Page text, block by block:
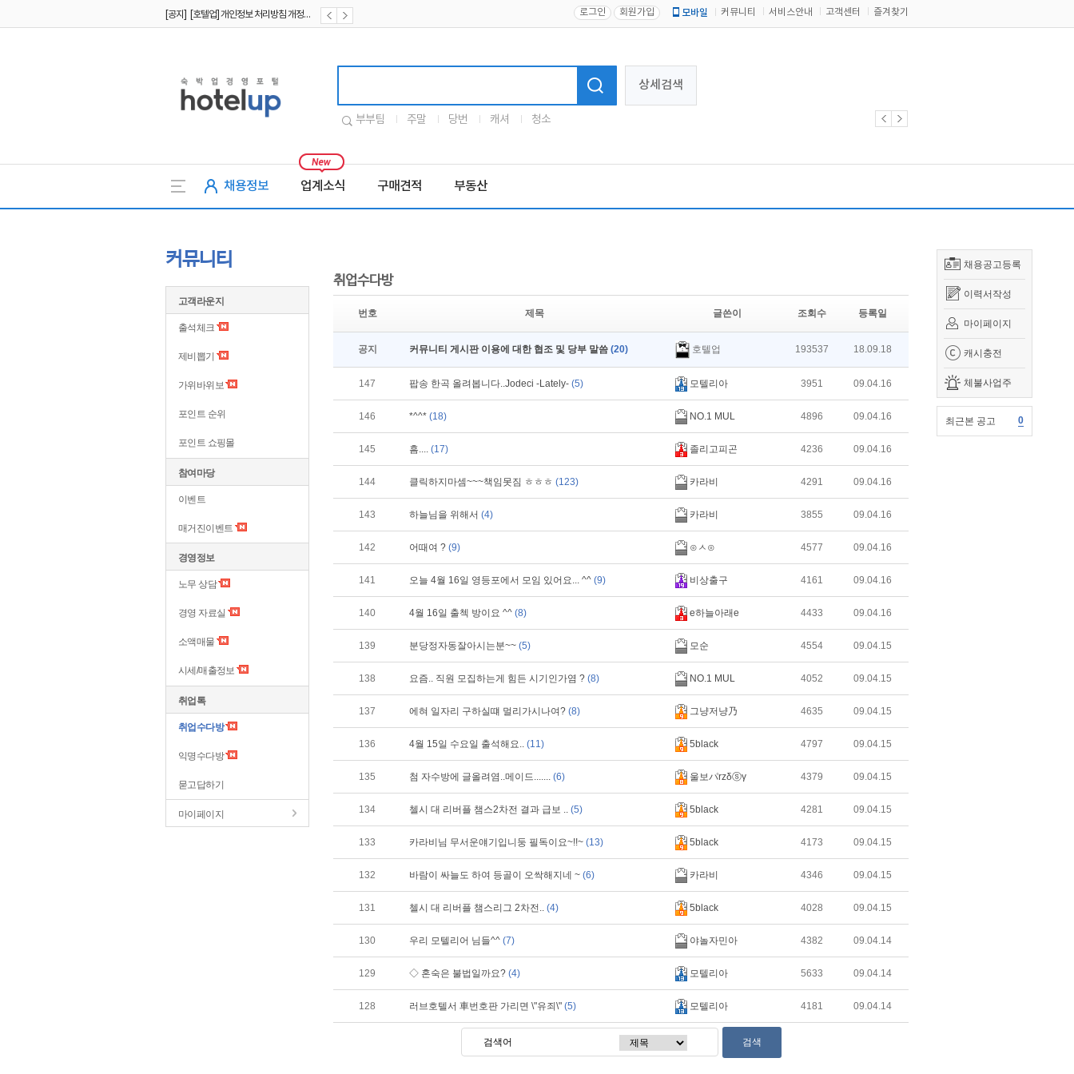
[공지] [호텔업] 개인정보 처리방침 개정본2 (19.09.02) 로그인 회원가입 모바일 커뮤니티 서비스안내 고객센터 즐겨찾기
상세검색
부부팀 주말 당번 캐셔 청소
채용정보 업계소식 구매견적 부동산
채용공고등록
이력서작성
마이페이지
캐시충전
체불사업주
최근본 공고 0
커뮤니티
고객라운지
출석체크
제비뽑기
가위바위보
포인트 순위
포인트 쇼핑몰
참여마당
이벤트
매거진이벤트
경영정보
노무 상담
경영 자료실
소액매물
시세/매출정보
취업톡
취업수다방
익명수다방
묻고답하기
마이페이지
취업수다방
번호 제목 글쓴이 조회수 등록일
공지 커뮤니티 게시판 이용에 대한 협조 및 당부 말씀 (20) 호텔업 193537 18.09.18
147 팝송 한곡 올려봅니다..Jodeci -Lately- (5) 모텔리아 3951 09.04.16
146 *^^* (18) NO.1 MUL 4896 09.04.16
145 흠.... (17) 졸리고피곤 4236 09.04.16
144 클릭하지마셈~~~책임못짐 ㅎㅎㅎ (123) 카라비 4291 09.04.16
143 하늘님을 위해서 (4) 카라비 3855 09.04.16
142 어때여 ? (9) ⊙ㅅ⊙ 4577 09.04.16
141 오늘 4월 16일 영등포에서 모임 있어요... ^^ (9) 비상출구 4161 09.04.16
140 4월 16일 출첵 방이요 ^^ (8) e하늘아래e 4433 09.04.16
139 분당정자동잘아시는분~~ (5) 모순 4554 09.04.15
138 요즘.. 직원 모집하는게 힘든 시기인가염 ? (8) NO.1 MUL 4052 09.04.15
137 에혀 일자리 구하실떄 멀리가시나여? (8) 그냥저냥乃 4635 09.04.15
136 4월 15일 수요일 출석해요.. (11) 5black 4797 09.04.15
135 첨 자수방에 글올려염..메이드....... (6) 울보パrzδⓢγ 4379 09.04.15
134 첼시 대 리버플 챔스2차전 결과 급보 .. (5) 5black 4281 09.04.15
133 카라비님 무서운얘기입니둥 필독이요~!!~ (13) 5black 4173 09.04.15
132 바람이 싸늘도 하여 등골이 오싹해지네 ~ (6) 카라비 4346 09.04.15
131 첼시 대 리버플 챔스리그 2차전.. (4) 5black 4028 09.04.15
130 우리 모텔리어 님들^^ (7) 야놀자민아 4382 09.04.14
129 ◇ 혼숙은 불법일까요? (4) 모텔리아 5633 09.04.14
128 러브호텔서 車번호판 가리면 \"유죄\" (5) 모텔리아 4181 09.04.14